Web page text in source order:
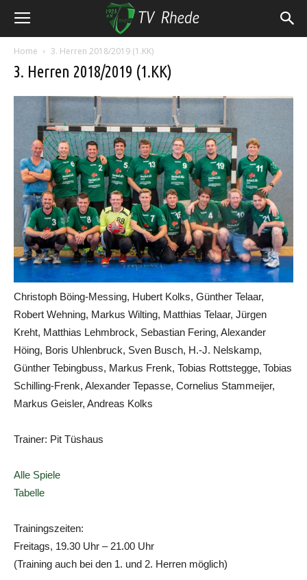
Home 3. Herren 2018/2019 (1.KK)
3. Herren 2018/2019 (1.KK)
Christoph Böing-Messing, Hubert Kolks, Günther Telaar,
Robert Wehning, Markus Wilting, Matthias Telaar, Jürgen
Kreht, Matthias Lehmbrock, Sebastian Fering, Alexander
Höing, Boris Uhlenbruck, Sven Busch, H.-J. Nelskamp,
Günther Tebingbuss, Markus Frenk, Tobias Rottstegge, Tobias
Schilling-Frenk, Alexander Tepasse, Cornelius Stammeijer,
Markus Geisler, Andreas Kolks
Trainer: Pit Tüshaus
Alle Spiele
Tabelle
Trainingszeiten:
Freitags, 19.30 Uhr – 21.00 Uhr
(Training auch bei den 1. und 2. Herren möglich)